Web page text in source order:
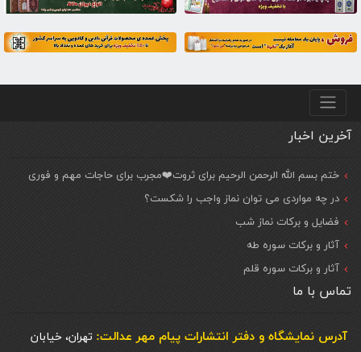
منو پایین
آخرین اخبار
ختم بسم الله الرحمن الرحیم برای ثروت❤️مجرب برای حاجات مهم و فوری
در چه مواردی می توان نماز واجب را شکست؟
فضایل و برکات نماز شب
آثار و برکات سوره طه
آثار و برکات سوره قلم
تماس با ما
آدرس نمایشگاه و دفتر انتشارات پيام مهر عدالت: تهران، خیابان